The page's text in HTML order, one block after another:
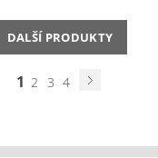
DALŠÍ PRODUKTY
1 2 3 4